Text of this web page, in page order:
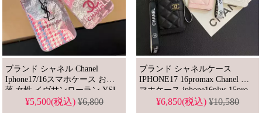
ブランド シャネル Chanel
Iphone17/16スマホケース お洒
落 女性 イヴサンローラン YSL
アイホンカバー IPHONE
¥5,500(税込)¥6,800
ブランド シャネルケース
IPHONE17 16promax Chanel ス
マホケース iphone16plus 15pro
14promax 手帳 型 ハイブランド
¥6,850(税込)¥10,580